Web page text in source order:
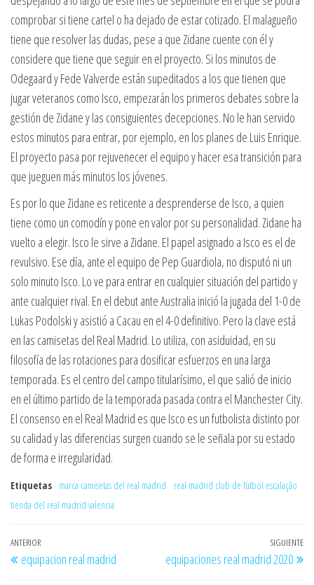
comprobar si tiene cartel o ha dejado de estar cotizado. El malagueño
tiene que resolver las dudas, pese a que Zidane cuente con él y
considere que tiene que seguir en el proyecto. Si los minutos de
Odegaard y Fede Valverde están supeditados a los que tienen que
jugar veteranos como Isco, empezarán los primeros debates sobre la
gestión de Zidane y las consiguientes decepciones. No le han servido
estos minutos para entrar, por ejemplo, en los planes de Luis Enrique.
El proyecto pasa por rejuvenecer el equipo y hacer esa transición para
que jueguen más minutos los jóvenes.
Es por lo que Zidane es reticente a desprenderse de Isco, a quien
tiene como un comodín y pone en valor por su personalidad. Zidane ha
vuelto a elegir. Isco le sirve a Zidane. El papel asignado a Isco es el de
revulsivo. Ese día, ante el equipo de Pep Guardiola, no disputó ni un
solo minuto Isco. Lo ve para entrar en cualquier situación del partido y
ante cualquier rival. En el debut ante Australia inició la jugada del 1-0 de
Lukas Podolski y asistió a Cacau en el 4-0 definitivo. Pero la clave está
en las camisetas del Real Madrid. Lo utiliza, con asiduidad, en su
filosofía de las rotaciones para dosificar esfuerzos en una larga
temporada. Es el centro del campo titularísimo, el que salió de inicio
en el último partido de la temporada pasada contra el Manchester City.
El consenso en el Real Madrid es que Isco es un futbolista distinto por
su calidad y las diferencias surgen cuando se le señala por su estado
de forma e irregularidad.
Etiquetas marca camisetas del real madrid
real madrid club de fútbol escalação
tienda del real madrid valencia
Navegación
de
Entrada
anterior
ANTERIOR
equipacion real madrid
SIGUIENTE
equipaciones real madrid 2020